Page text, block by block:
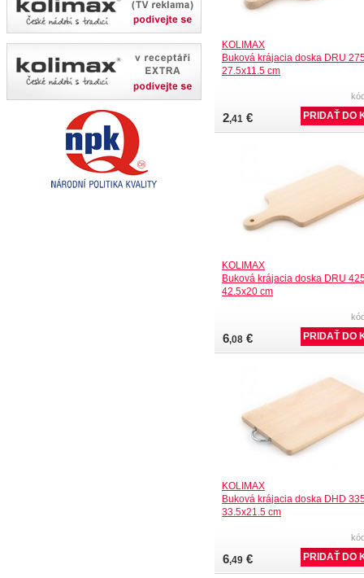
KOLIMAX
Buková krájacia doska DRU
27.5x11.5 cm
2,41 €
KOLIMAX
Buková krájacia doska DRU
42.5x20 cm
6,08 €
KOLIMAX
Buková krájacia doska DHD
33.5x21.5 cm
6,49 €